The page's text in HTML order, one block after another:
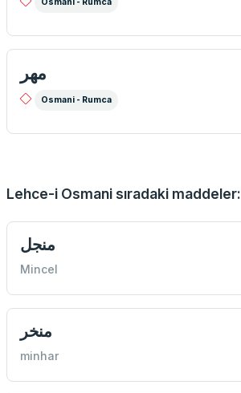
مهر
Osmani - Rumca
Lehce-i Osmani sıradaki maddeler:
منجل
Mincel
منخر
minhar